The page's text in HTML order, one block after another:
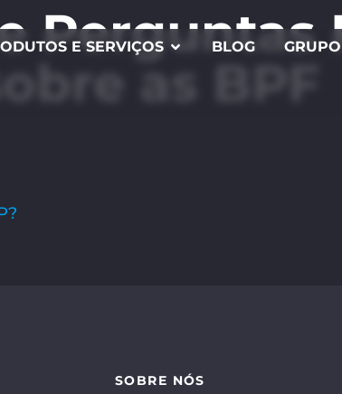
E SERVIÇOS BLOG
Perguntas
as BPF
SOBRE NÓS